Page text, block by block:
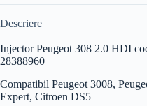
Descriere
Injector Peugeot 308 2.0 HDI
28388960
Compatibil Peugeot 3008,
Expert, Citroen DS5